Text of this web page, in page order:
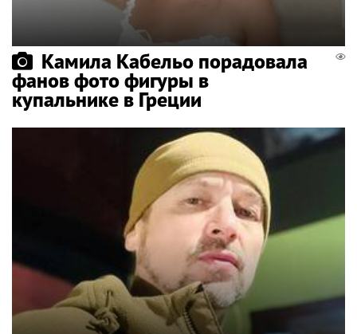
Камила Кабельо порадовала
фанов фото фигуры в
купальнике в Греции